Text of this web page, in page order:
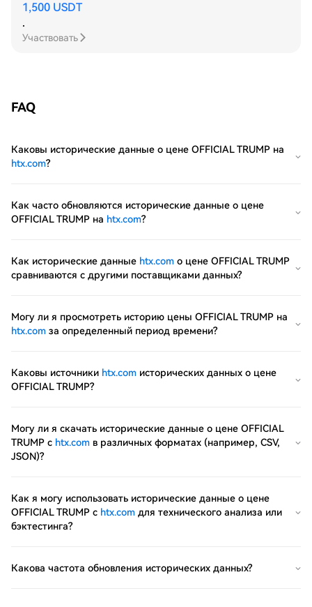
1,500 USDT
.
Участвовать
FAQ
Каковы исторические данные о цене OFFICIAL TRUMP на
htx.com?
Как часто обновляются исторические данные о цене
OFFICIAL TRUMP на htx.com?
Как исторические данные htx.com о цене OFFICIAL TRUMP
сравниваются с другими поставщиками данных?
Могу ли я просмотреть историю цены OFFICIAL TRUMP на
htx.com за определенный период времени?
Каковы источники htx.com исторических данных о цене
OFFICIAL TRUMP?
Могу ли я скачать исторические данные о цене OFFICIAL
TRUMP с htx.com в различных форматах (например, CSV,
JSON)?
Как я могу использовать исторические данные о цене
OFFICIAL TRUMP с htx.com для технического анализа или
бэктестинга?
Какова частота обновления исторических данных?